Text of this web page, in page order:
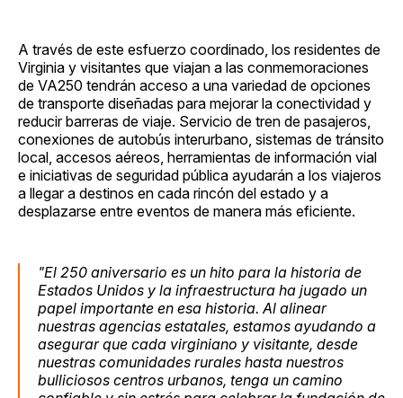
A través de este esfuerzo coordinado, los residentes de
Virginia y visitantes que viajan a las conmemoraciones
de VA250 tendrán acceso a una variedad de opciones
de transporte diseñadas para mejorar la conectividad y
reducir barreras de viaje. Servicio de tren de pasajeros,
conexiones de autobús interurbano, sistemas de tránsito
local, accesos aéreos, herramientas de información vial
e iniciativas de seguridad pública ayudarán a los viajeros
a llegar a destinos en cada rincón del estado y a
desplazarse entre eventos de manera más eficiente.
"El 250 aniversario es un hito para la historia de
Estados Unidos y la infraestructura ha jugado un
papel importante en esa historia. Al alinear
nuestras agencias estatales, estamos ayudando a
asegurar que cada virginiano y visitante, desde
nuestras comunidades rurales hasta nuestros
bulliciosos centros urbanos, tenga un camino